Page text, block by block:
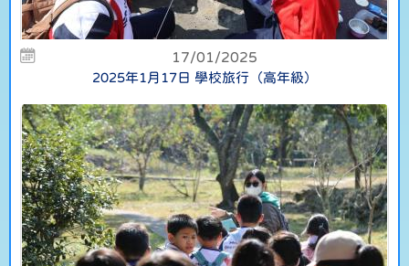
17/01/2025
2025年1月17日 學校旅行（高年級）